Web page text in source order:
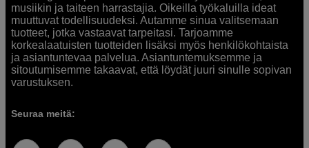
musiikin ja taiteen harrastajia. Oikeilla työkaluilla ideat
muuttuvat todellisuudeksi. Autamme sinua valitsemaan
tuotteet, jotka vastaavat tarpeitasi. Tarjoamme
korkealaatuisten tuotteiden lisäksi myös henkilökohtaista
ja asiantuntevaa palvelua. Asiantuntemuksemme ja
sitoutumisemme takaavat, että löydät juuri sinulle sopivan
varustuksen.
Seuraa meitä: